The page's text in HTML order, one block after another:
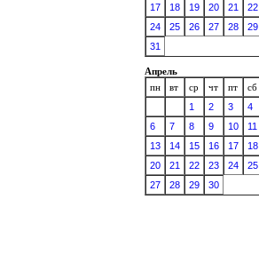
17
18 19 20 21 22
24
25 26 27 28 29
31
Апрель
пн
вт ср чт пт сб
1
2 3 4
6
7 8 9 10 11
13
14 15 16 17 18
20
21 22 23 24 25
27
28 29 30